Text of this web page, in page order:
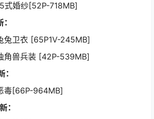
式婚纱[52P-718MB]
兔卫衣 [65P1V-245MB]
角兽兵装 [42P-539MB]
毒[66P-964MB]
：